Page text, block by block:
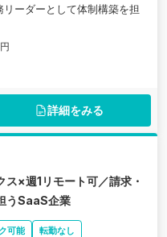
ーダーとして体制構築を担
詳細をみる
ス×週1リモート可／請求・
うSaaS企業
可能
転勤なし